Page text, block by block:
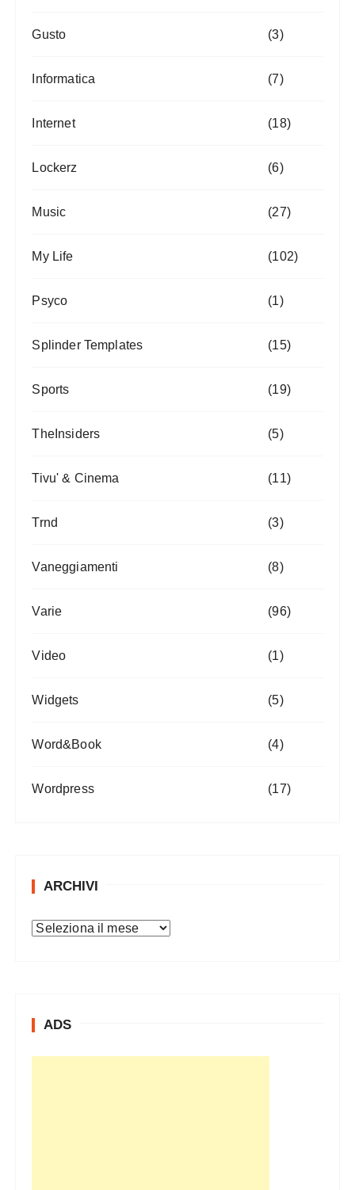
Gusto (3)
Informatica (7)
Internet (18)
Lockerz (6)
Music (27)
My Life (102)
Psyco (1)
Splinder Templates (15)
Sports (19)
TheInsiders (5)
Tivu' & Cinema (11)
Trnd (3)
Vaneggiamenti (8)
Varie (96)
Video (1)
Widgets (5)
Word&Book (4)
Wordpress (17)
ARCHIVI
A
ADS